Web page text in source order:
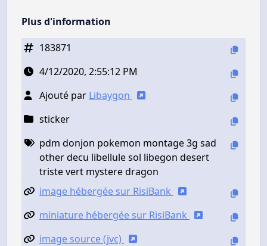
Plus d'information
183871
4/12/2020, 2:55:12 PM
Ajouté par Libaygon
sticker
pdm donjon pokemon montage 3g sad
other decu libellule sol libegon desert
triste vert mystere dragon
image hébergée sur RisiBank
miniature hébergée sur RisiBank
image source (jvc)